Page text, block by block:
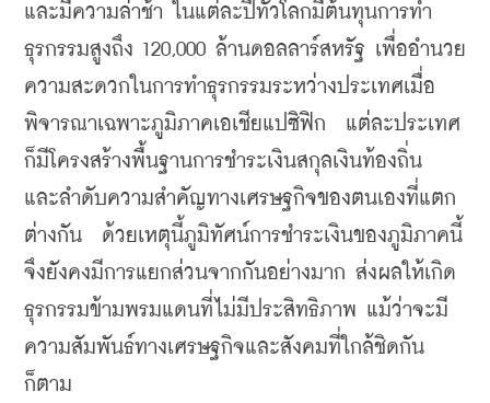
และมีความล่าช้า ในแต่ละปีทั่วโลกมีต้นทุนการทำ
ธุรกรรมสูงถึง 120,000 ล้านดอลลาร์สหรัฐ เพื่ออำนวย
ความสะดวกในการทำธุรกรรมระหว่างประเทศเมื่อ
พิจารณาเฉพาะภูมิภาคเอเชียแปซิฟิก  แต่ละประเทศ
ก็มีโครงสร้างพื้นฐานการชำระเงินสกุลเงินท้องถิ่น
และลำดับความสำคัญทางเศรษฐกิจของตนเองที่แตก
ต่างกัน  ด้วยเหตุนี้ภูมิทัศน์การชำระเงินของภูมิภาคนี้
จึงยังคงมีการแยกส่วนจากกันอย่างมาก ส่งผลให้เกิด
ธุรกรรมข้ามพรมแดนที่ไม่มีประสิทธิภาพ แม้ว่าจะมี
ความสัมพันธ์ทางเศรษฐกิจและสังคมที่ใกล้ชิดกัน
ก็ตาม